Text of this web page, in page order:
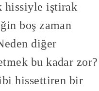
hissiyle iştirak
boş zaman
diğer
bu kadar zor?
hissettiren bir